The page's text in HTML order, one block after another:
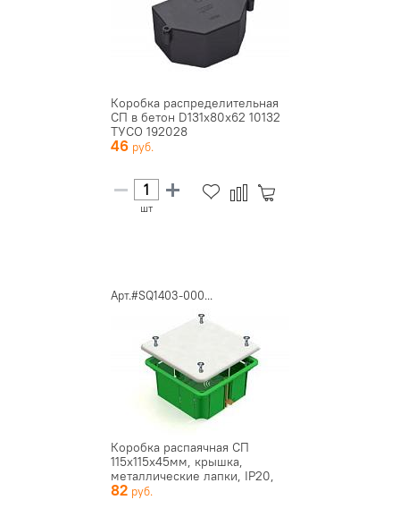
Коробка распределительная
СП в бетон D131х80х62 10132
ТУСО 192028
46
шт
Арт.#SQ1403-000...
Коробка распаячная СП
115х115х45мм, крышка,
металлические лапки, IP20,
TDM ...
82